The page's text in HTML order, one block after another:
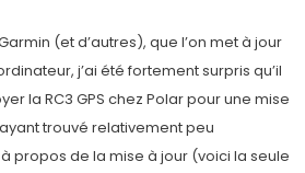
(et d’autres), que l’on met à jour
j’ai été fortement surpris qu’il
la RC3 GPS chez Polar pour une mise
trouvé relativement peu
propos de la mise à jour (voici la seule